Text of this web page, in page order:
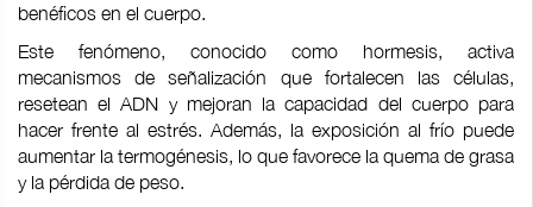
benéficos en el cuerpo.
Este fenómeno, conocido como hormesis, activa
mecanismos de señalización que fortalecen las células,
resetean el ADN y mejoran la capacidad del cuerpo para
hacer frente al estrés. Además, la exposición al frío puede
aumentar la termogénesis, lo que favorece la quema de grasa
y la pérdida de peso.